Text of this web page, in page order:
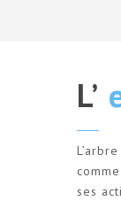
L’
ses